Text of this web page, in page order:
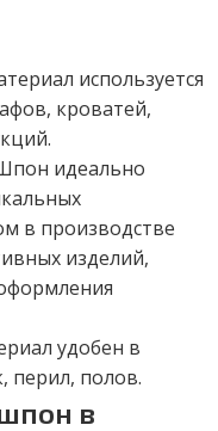
используется
кроватей,
идеально
в производстве
изделий,
удобен в
перил, полов.
в